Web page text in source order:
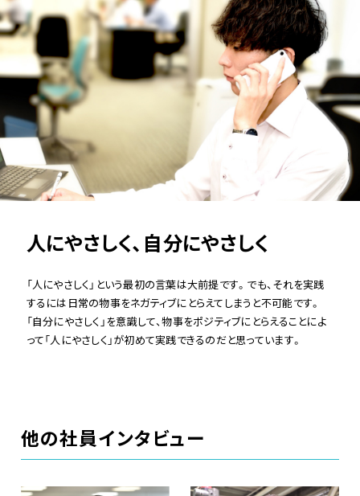
人にやさしく、自分にやさしく
「人にやさしく」という最初の言葉は大前提です。でも、それを実践
するには日常の物事をネガティブにとらえてしまうと不可能です。
「自分にやさしく」を意識して、物事をポジティブにとらえることによ
って「人にやさしく」が初めて実践できるのだと思っています。
他の社員インタビュー